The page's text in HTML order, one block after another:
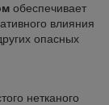
обеспечивает
влияния
опасных
нетканого